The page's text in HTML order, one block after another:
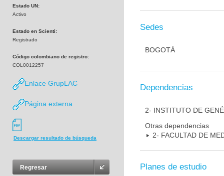
Estado UN:
Activo
Estado en Scienti:
Registrado
Código colombiano de registro:
COL0012257
Enlace GrupLAC
Página externa
Descargar resultado de búsqueda
Regresar
Sedes
BOGOTÁ
Dependencias
2- INSTITUTO DE
Otras dependencias
2- FACULTAD DE
Planes de estudio